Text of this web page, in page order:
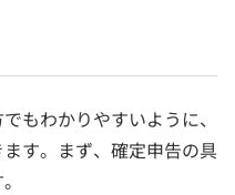
もわかりやすいように、
す。まず、確定申告の具